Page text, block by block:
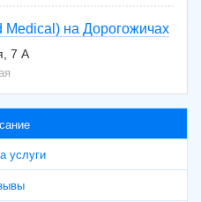
на Дорогожичах
7 А
услуги